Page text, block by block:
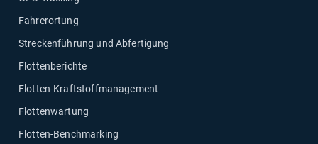
Fahrerortung
Streckenführung und Abfertigung
Flottenberichte
Flotten-Kraftstoffmanagement
Flottenwartung
Flotten-Benchmarking